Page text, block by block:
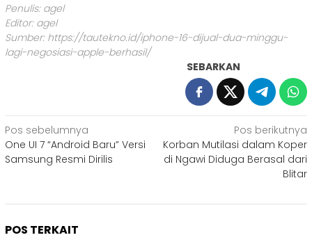
Penulis: agel
Editor: agel
Sumber: https://tautekno.id/iphone-16-dijual-dua-minggu-
lagi-negosiasi-apple-berhasil/
SEBARKAN
Navigasi
pos
Pos sebelumnya
One UI 7 “Android Baru” Versi
Samsung Resmi Dirilis
Pos berikutnya
Korban Mutilasi dalam Koper
di Ngawi Diduga Berasal dari
Blitar
POS TERKAIT